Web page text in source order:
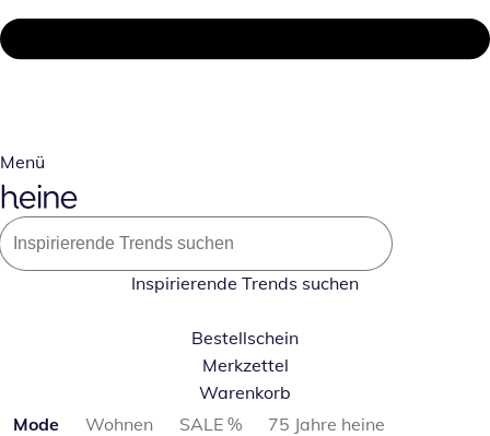
Menü
Inspirierende Trends suchen
Bestellschein
Merkzettel
Warenkorb
Produktkategorien überspringen
Mode Wohnen SALE %
75 Jahre heine